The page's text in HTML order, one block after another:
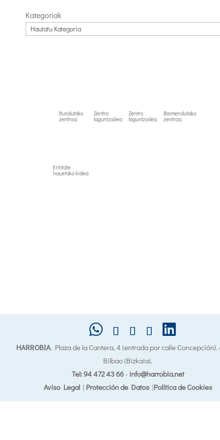
Kategoriak
Itundutako
zentroa:
Zentro
laguntzailea:
Zentro
laguntzailea:
Baimendutako
zentroa:
Entitate
hauetako kidea:
HARROBIA. Plaza de la Cantera, 4 (entrada por calle
Bilbao (Bizkaia).
Tel: 94 472 43 66- info@harrobia.net
Aviso Legal| Protección de Datos|Política de Cookies